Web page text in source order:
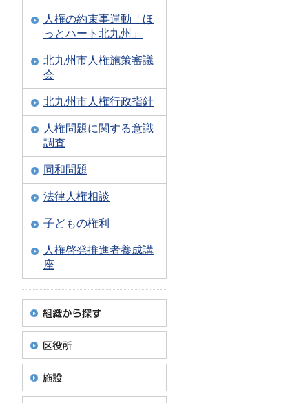
人権の約束事運動「ほ
っとハート北九州」
北九州市人権施策審議
会
北九州市人権行政指針
人権問題に関する意識
調査
同和問題
法律人権相談
子どもの権利
人権啓発推進者養成講
座